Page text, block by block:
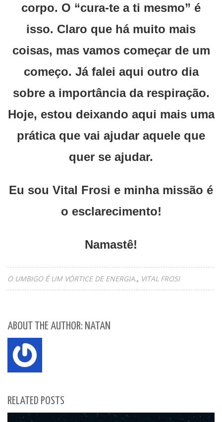
corpo. O “cura-te a ti mesmo” é
isso. Claro que há muito mais
coisas, mas vamos começar de um
começo. Já falei aqui outro dia
sobre a importância da respiração.
Hoje, estou deixando aqui mais uma
prática que vai ajudar aquele que
quer se ajudar.
Eu sou Vital Frosi e minha missão é
o esclarecimento!
Namastê!
O UMBIGO É UM VÓRTICE DE ENERGIA. VITAL FROSI
ABOUT THE AUTHOR: NATAN
RELATED POSTS